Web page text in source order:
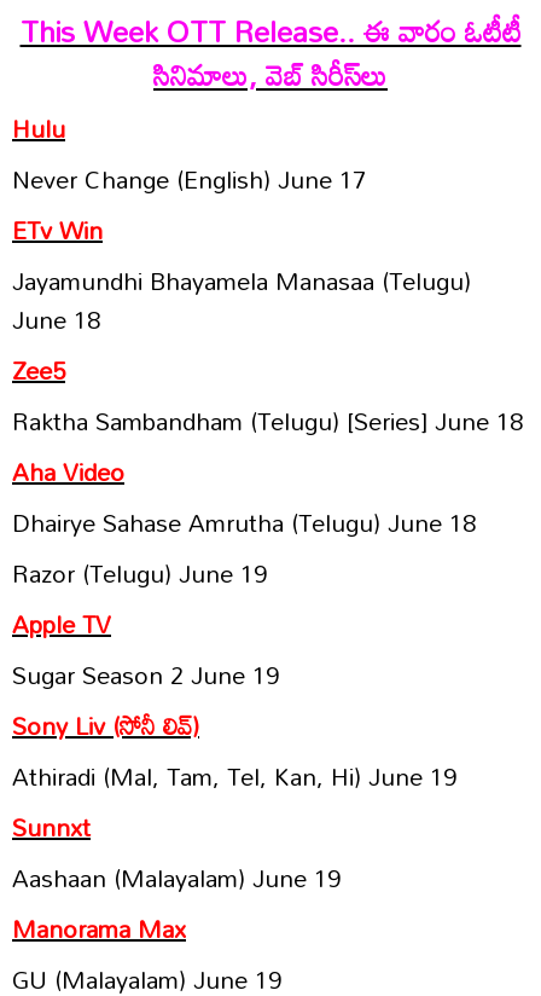
This Week OTT Release.. ఈ వారం ఓటీటీ
సినిమాలు, వెబ్ సిరీస్‌లు
Hulu
Never Change (English) June 17
ETv Win
Jayamundhi Bhayamela Manasaa (Telugu)
June 18
Zee5
Raktha Sambandham (Telugu) [Series] June 18
Aha Video
Dhairye Sahase Amrutha (Telugu) June 18
Razor (Telugu) June 19
Apple TV
Sugar Season 2 June 19
Sony Liv (సోనీ లివ్‌)
Athiradi (Mal, Tam, Tel, Kan, Hi) June 19
Sunnxt
Aashaan (Malayalam) June 19
Manorama Max
GU (Malayalam) June 19